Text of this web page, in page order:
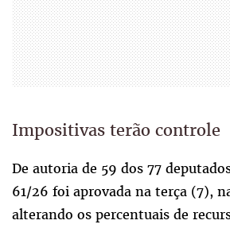
Impositivas terão controle
De autoria de 59 dos 77
61/26 foi aprovada na terça (7),
alterando os percentuais de